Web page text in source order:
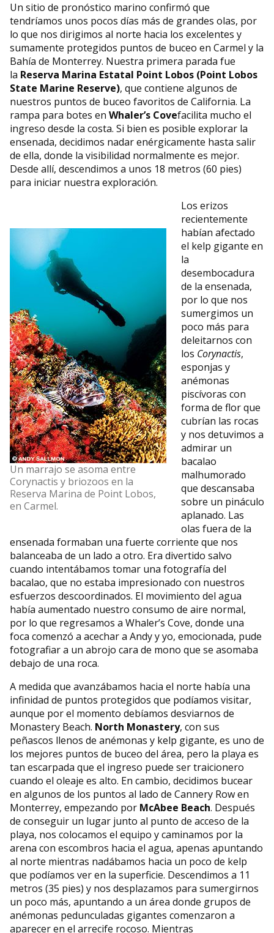
Un sitio de pronóstico marino confirmó que
tendríamos unos pocos días más de grandes olas, por
lo que nos dirigimos al norte hacia los excelentes y
sumamente protegidos puntos de buceo en Carmel y la
Bahía de Monterrey. Nuestra primera parada fue
la Reserva Marina Estatal Point Lobos (Point Lobos
State Marine Reserve), que contiene algunos de
nuestros puntos de buceo favoritos de California. La
rampa para botes en Whaler’s Covefacilita mucho el
ingreso desde la costa. Si bien es posible explorar la
ensenada, decidimos nadar enérgicamente hasta salir
de ella, donde la visibilidad normalmente es mejor.
Desde allí, descendimos a unos 18 metros (60 pies)
para iniciar nuestra exploración.
Un marrajo se asoma entre
Corynactis y briozoos en la
Reserva Marina de Point Lobos,
en Carmel.
Los erizos
recientemente
habían afectado
el kelp gigante en
la
desembocadura
de la ensenada,
por lo que nos
sumergimos un
poco más para
deleitarnos con
los Corynactis,
esponjas y
anémonas
piscívoras con
forma de flor que
cubrían las rocas
y nos detuvimos a
admirar un
bacalao
malhumorado
que descansaba
sobre un pináculo
aplanado. Las
olas fuera de la
ensenada formaban una fuerte corriente que nos
balanceaba de un lado a otro. Era divertido salvo
cuando intentábamos tomar una fotografía del
bacalao, que no estaba impresionado con nuestros
esfuerzos descoordinados. El movimiento del agua
había aumentado nuestro consumo de aire normal,
por lo que regresamos a Whaler’s Cove, donde una
foca comenzó a acechar a Andy y yo, emocionada, pude
fotografiar a un abrojo cara de mono que se asomaba
debajo de una roca.
A medida que avanzábamos hacia el norte había una
infinidad de puntos protegidos que podíamos visitar,
aunque por el momento debíamos desviarnos de
Monastery Beach. North Monastery, con sus
peñascos llenos de anémonas y kelp gigante, es uno de
los mejores puntos de buceo del área, pero la playa es
tan escarpada que el ingreso puede ser traicionero
cuando el oleaje es alto. En cambio, decidimos bucear
en algunos de los puntos al lado de Cannery Row en
Monterrey, empezando por McAbee Beach. Después
de conseguir un lugar junto al punto de acceso de la
playa, nos colocamos el equipo y caminamos por la
arena con escombros hacia el agua, apenas apuntando
al norte mientras nadábamos hacia un poco de kelp
que podíamos ver en la superficie. Descendimos a 11
metros (35 pies) y nos desplazamos para sumergirnos
un poco más, apuntando a un área donde grupos de
anémonas pedunculadas gigantes comenzaron a
aparecer en el arrecife rocoso. Mientras